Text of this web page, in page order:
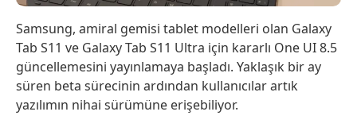
Samsung, amiral gemisi tablet modelleri olan Galaxy
Tab S11 ve Galaxy Tab S11 Ultra için kararlı One UI 8.5
güncellemesini yayınlamaya başladı. Yaklaşık bir ay
süren beta sürecinin ardından kullanıcılar artık
yazılımın nihai sürümüne erişebiliyor.